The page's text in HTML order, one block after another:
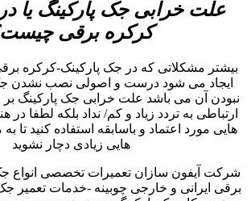
علت خرابی جک پارکینگ یا
کرکره برقی
بیشتر مشکلاتی که در جک پارکینک-کرکره
ایجاد می شود درست و اصولی نصب نشدن جک
نبودن آن می باشد علت خرابی جک پارکینگ
ارتباطی به تردد زیاد و کم/ نداد بلکه لطفا
هایی مورد اعتماد و باسابقه استفاده کنید تا
هایی زیادی دچار نشوید
شرکت آیفون سازان تعمیرات تخصصی انواع
برقی ایرانی و خارجی چوبینه -خدمات تعمیر